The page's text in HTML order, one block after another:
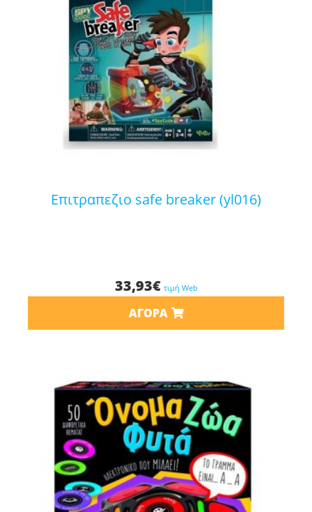
επιτραπεζιο safe breaker (yl016)
33,93€ τιμή Web
ΑΓΟΡΆ